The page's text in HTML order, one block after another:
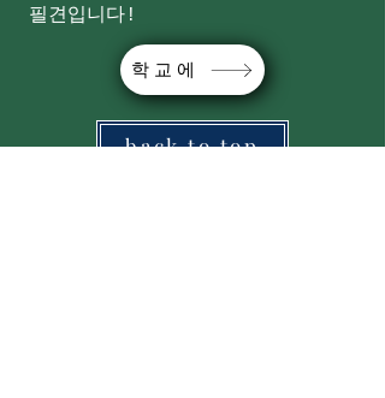
필견입니다!
학교에
back to top